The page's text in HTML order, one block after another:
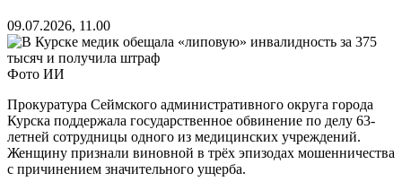
09.07.2026, 11.00
Фото ИИ
Прокуратура Сеймского административного округа города
Курска поддержала государственное обвинение по делу 63-
летней сотрудницы одного из медицинских учреждений.
Женщину признали виновной в трёх эпизодах мошенничества
с причинением значительного ущерба.